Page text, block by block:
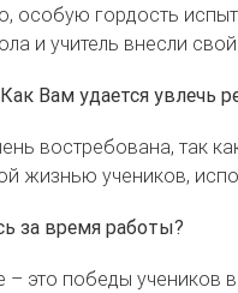
особую гордость
и учитель внесли свой
Вам удается увлечь
востребована, так
жизнью учеников,
за время работы?
это победы учеников